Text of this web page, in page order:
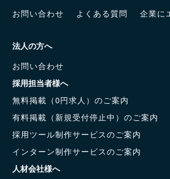
お問い合わせ
よくある質問 企業に
法人の方へ
お問い合わせ
採用担当者様へ
無料掲載（0円求人）のご案内
有料掲載（新規受付停止中）のご案内
採用ツール制作サービスのご案内
インターン制作サービスのご案内
人材会社様へ